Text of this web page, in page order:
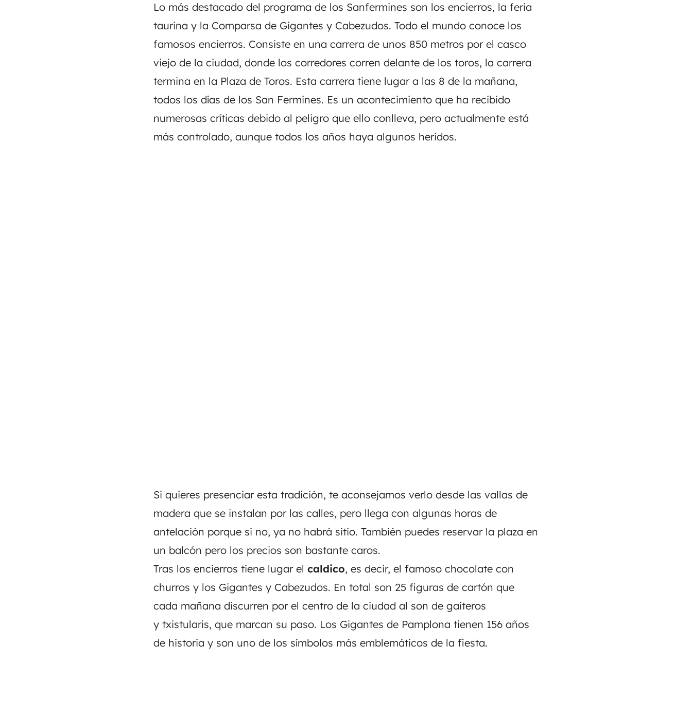
Lo más destacado del programa de los Sanfermines son los encierros, la feria
taurina y la Comparsa de Gigantes y Cabezudos. Todo el mundo conoce los
famosos encierros. Consiste en una carrera de unos 850 metros por el casco
viejo de la ciudad, donde los corredores corren delante de los toros, la carrera
termina en la Plaza de Toros. Esta carrera tiene lugar a las 8 de la mañana,
todos los días de los San Fermines. Es un acontecimiento que ha recibido
numerosas críticas debido al peligro que ello conlleva, pero actualmente está
más controlado, aunque todos los años haya algunos heridos.
Si quieres presenciar esta tradición, te aconsejamos verlo desde las vallas de
madera que se instalan por las calles, pero llega con algunas horas de
antelación porque si no, ya no habrá sitio. También puedes reservar la plaza en
un balcón pero los precios son bastante caros.
Tras los encierros tiene lugar el caldico, es decir, el famoso chocolate con
churros y los Gigantes y Cabezudos. En total son 25 figuras de cartón que
cada mañana discurren por el centro de la ciudad al son de gaiteros
y txistularis, que marcan su paso. Los Gigantes de Pamplona tienen 156 años
de historia y son uno de los símbolos más emblemáticos de la fiesta.